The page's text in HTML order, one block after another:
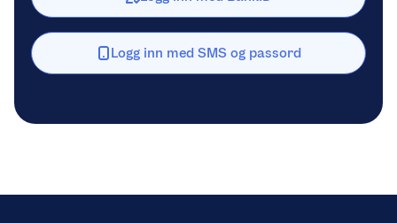
Logg inn med SMS og passord